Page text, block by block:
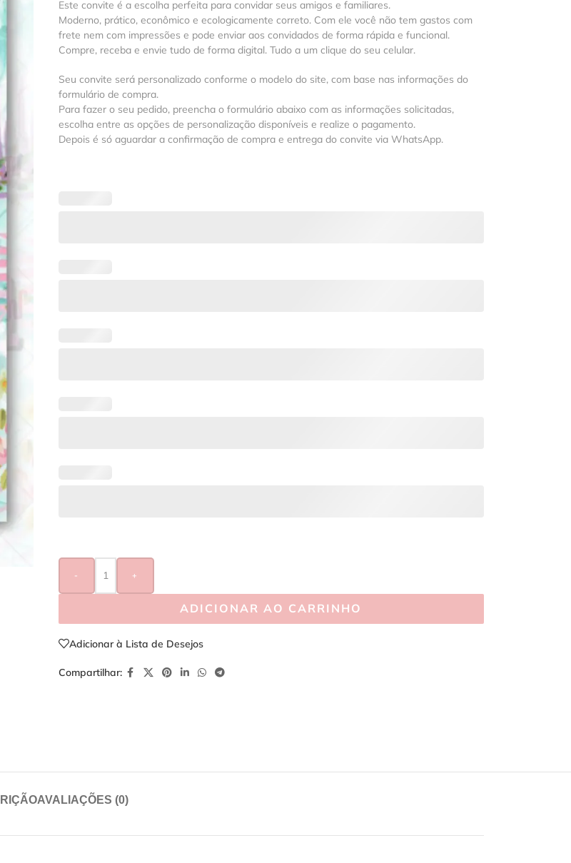
Este convite é a escolha perfeita para convidar seus amigos e familiares.
Moderno, prático, econômico e ecologicamente correto. Com ele você não tem gastos com
frete nem com impressões e pode enviar aos convidados de forma rápida e funcional.
Compre, receba e envie tudo de forma digital. Tudo a um clique do seu celular.
Seu convite será personalizado conforme o modelo do site, com base nas informações do
formulário de compra.
Para fazer o seu pedido, preencha o formulário abaixo com as informações solicitadas,
escolha entre as opções de personalização disponíveis e realize o pagamento.
Depois é só aguardar a confirmação de compra e entrega do convite via WhatsApp.
- +
ADICIONAR AO CARRINHO
Adicionar à Lista de Desejos
Compartilhar:
AVALIAÇÕES (0)